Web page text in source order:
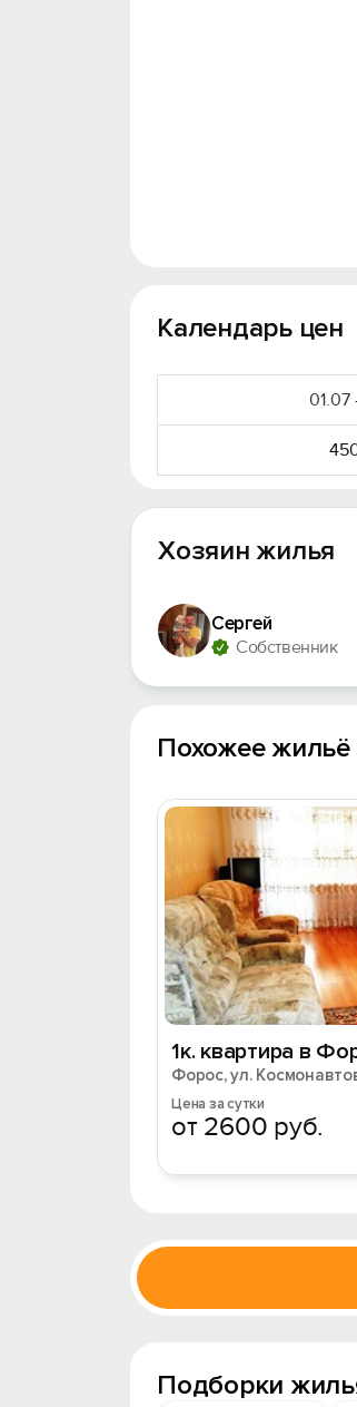
Календарь цен
01.07
Хозяин жилья
Сергей
Собственник
Похожее
1к. квартира в
Форос, ул.
Цена за сутки
от 2600 руб.
Подборки